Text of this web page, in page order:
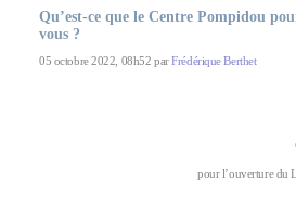
Qu’est-ce que le Centre Pompidou
vous ?
05 octobre 2022, 08h52 parFrédérique Berthet
pour l’ouverture du